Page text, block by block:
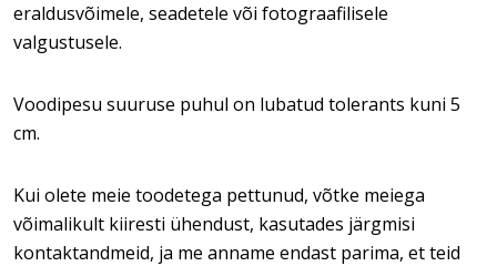
eraldusvõimele, seadetele või fotograafilisele
valgustusele.
Voodipesu suuruse puhul on lubatud tolerants kuni 5
cm.
Kui olete meie toodetega pettunud, võtke meiega
võimalikult kiiresti ühendust, kasutades järgmisi
kontaktandmeid, ja me anname endast parima, et teid